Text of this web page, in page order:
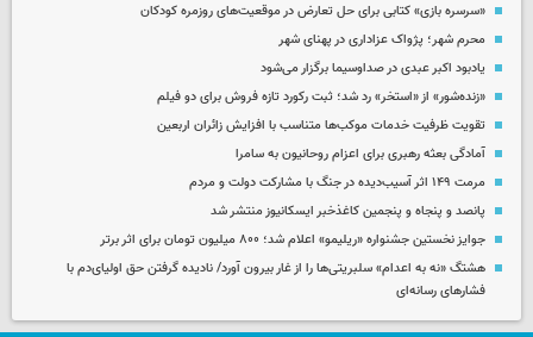
«سرسره بازی» کتابی برای حل تعارض در موقعیت‌های روزمره کودکان
محرم شهر؛ پژواک عزاداری در پهنای شهر
یادبود اکبر عبدی در صداوسیما برگزار می‌شود
«زنده‌شور» از «استخر» رد شد؛ ثبت رکورد تازه فروش برای دو فیلم
تقویت ظرفیت خدمات موکب‌ها متناسب با افزایش زائران اربعین
آمادگی بعثه رهبری برای اعزام روحانیون به سامرا
مرمت ۱۴۹ اثر آسیب‌دیده در جنگ با مشارکت دولت و مردم
پانصد و پنجاه و پنجمین کاغذخبر ایسکانیوز منتشر شد
جوایز نخستین جشنواره «ریلیمو» اعلام شد؛ ۸۰۰ میلیون تومان برای اثر برتر
هشتگ «نه به اعدام» سلبریتی‌ها را از غار بیرون آورد/ نادیده گرفتن حق اولیای‌دم با
فشارهای رسانه‌ای